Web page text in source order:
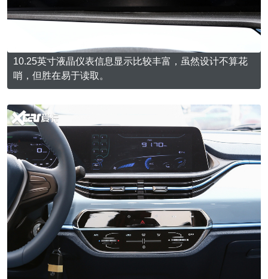
10.25英寸液晶仪表信息显示比较丰富，虽然设计不算花
哨，但胜在易于读取。